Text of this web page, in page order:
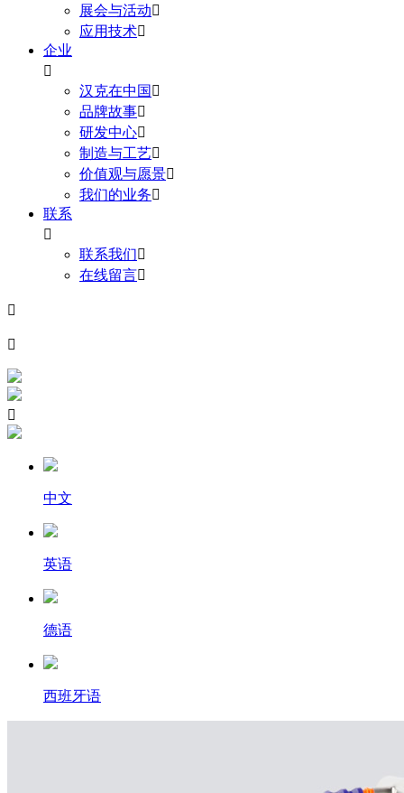
展会与活动
应用技术
企业

汉克在中国 
品牌故事
研发中心
制造与工艺
价值观与愿景
我们的业务
联系

联系我们
在线留言



中文
英语
德语
西班牙语